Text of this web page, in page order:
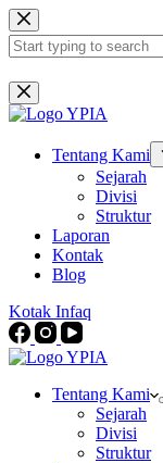
Skip
to
content
No
results
Tentang Kami
Sejarah
Divisi
Struktur
Laporan
Kontak
Blog
Kotak Infaq
Tentang Kami
Sejarah
Divisi
Struktur